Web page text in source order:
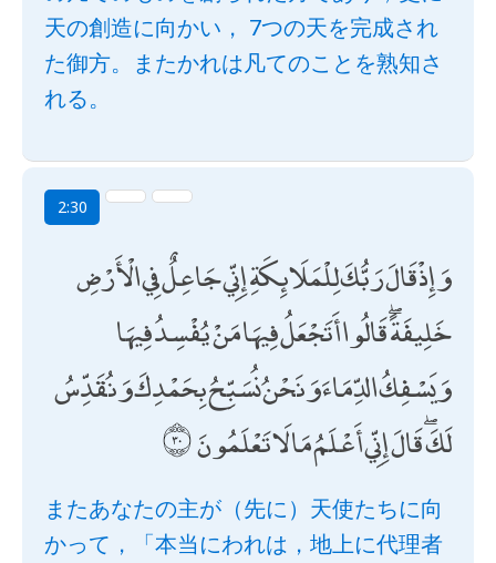
天の創造に向かい， 7つの天を完成され
た御方。またかれは凡てのことを熟知さ
れる。
2:30
وَإِذْ قَالَ رَبُّكَ لِلْمَلَائِكَةِ إِنِّي جَاعِلٌ فِي الْأَرْضِ
خَلِيفَةً ۖ قَالُوا أَتَجْعَلُ فِيهَا مَنْ يُفْسِدُ فِيهَا
وَيَسْفِكُ الدِّمَاءَ وَنَحْنُ نُسَبِّحُ بِحَمْدِكَ وَنُقَدِّسُ
لَكَ ۖ قَالَ إِنِّي أَعْلَمُ مَا لَا تَعْلَمُونَ
またあなたの主が（先に）天使たちに向
かって，「本当にわれは，地上に代理者